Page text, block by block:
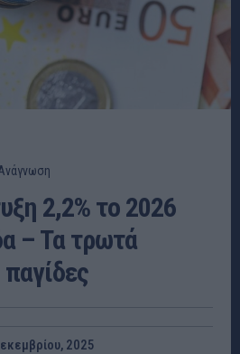
2,2% το 2026
– Τα τρωτά
παγίδες
2025